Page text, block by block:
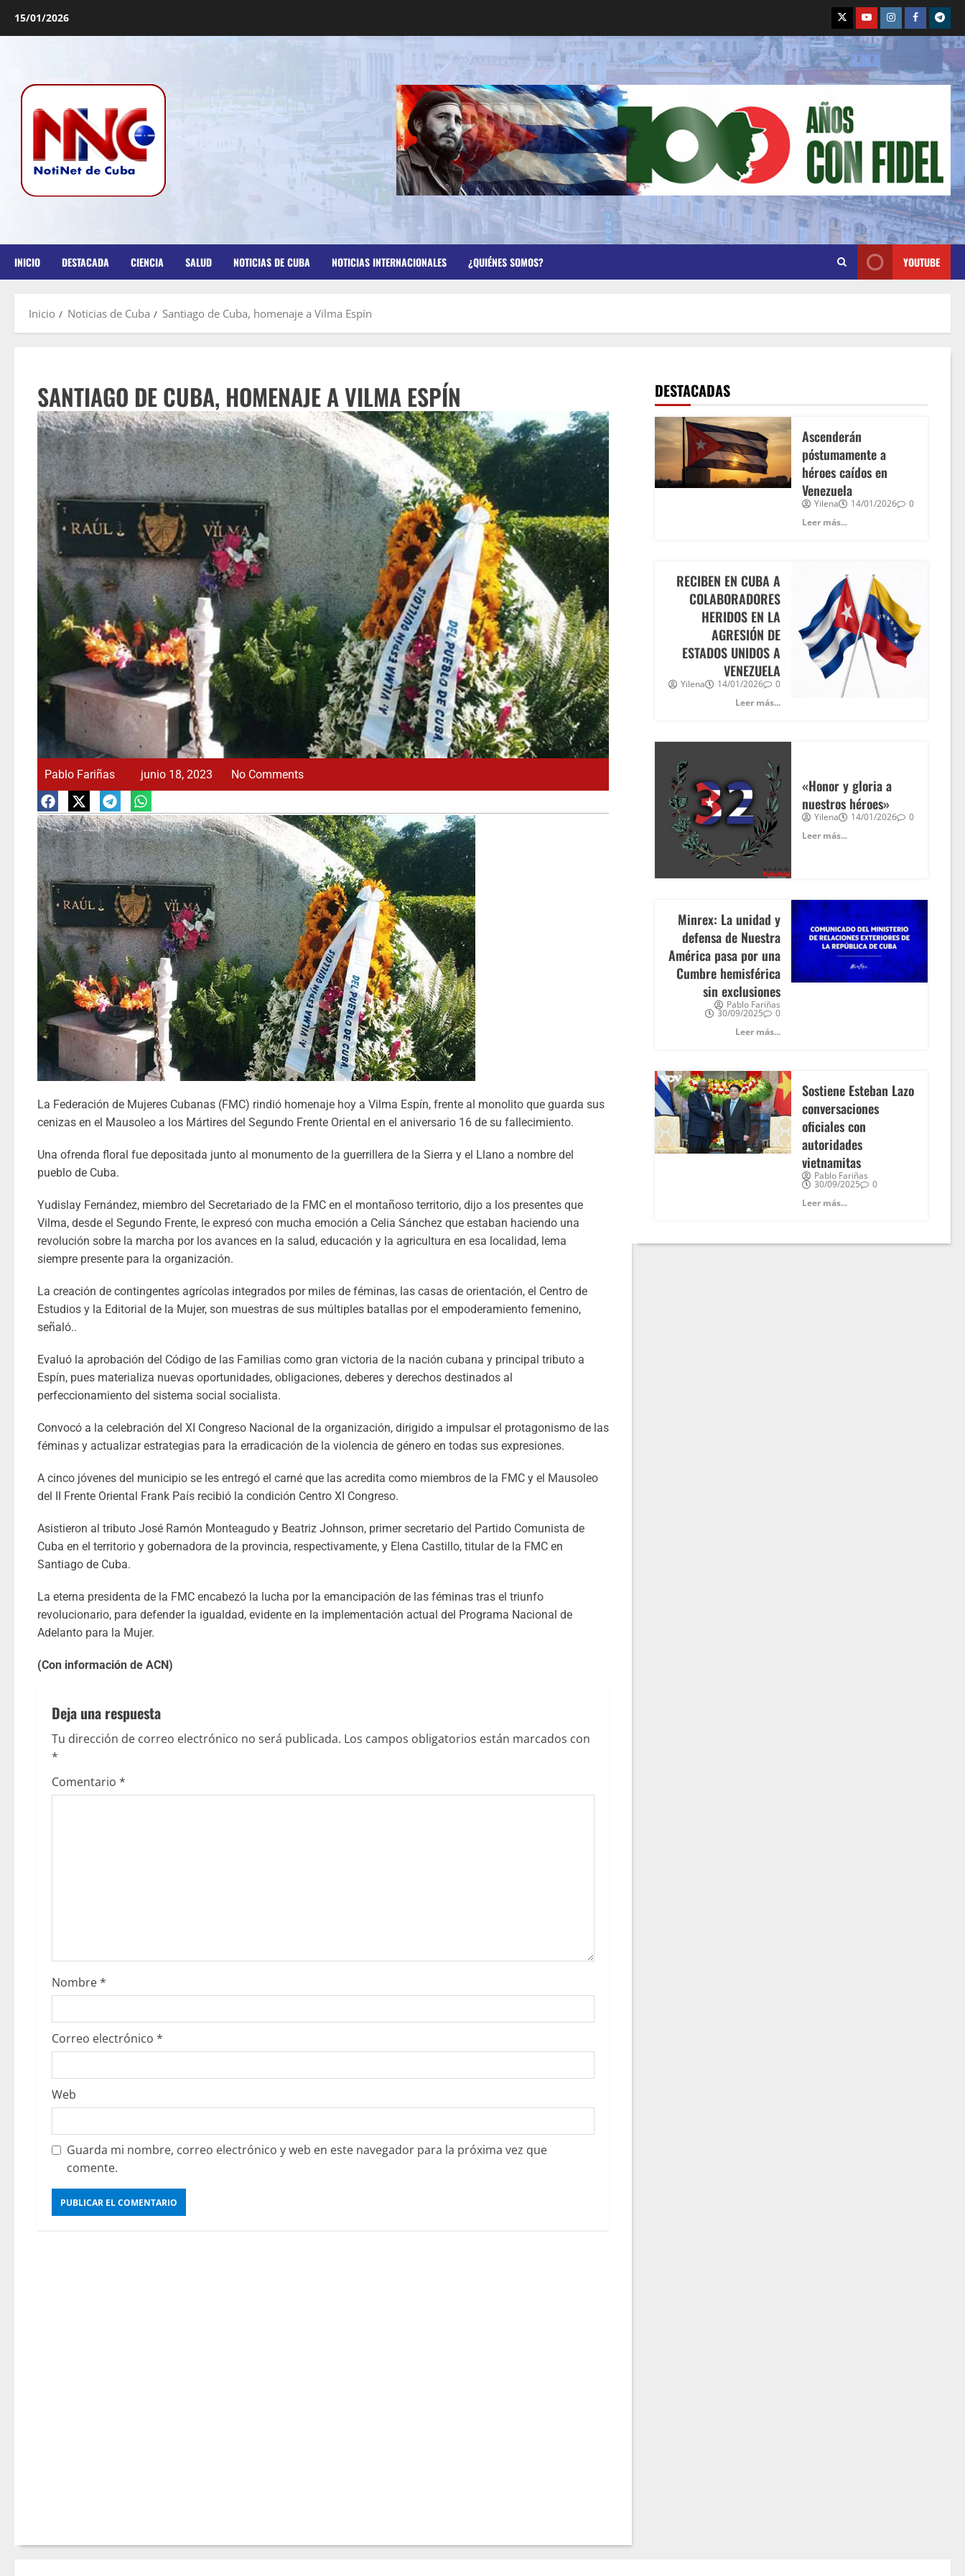
15/01/2026
INICIO DESTACADA CIENCIA SALUD NOTICIAS DE CUBA NOTICIAS INTERNACIONALES ¿QUIÉNES SOMOS? YOUTUBE
Inicio Noticias de Cuba Santiago de Cuba, homenaje a Vilma Espín
SANTIAGO DE CUBA, HOMENAJE A VILMA ESPÍN
Pablo Fariñas junio 18, 2023 No Comments
La Federación de Mujeres Cubanas (FMC) rindió homenaje hoy a Vilma Espín, frente al monolito que guarda sus
cenizas en el Mausoleo a los Mártires del Segundo Frente Oriental en el aniversario 16 de su fallecimiento.
Una ofrenda floral fue depositada junto al monumento de la guerrillera de la Sierra y el Llano a nombre del
pueblo de Cuba.
Yudislay Fernández, miembro del Secretariado de la FMC en el montañoso territorio, dijo a los presentes que
Vilma, desde el Segundo Frente, le expresó con mucha emoción a Celia Sánchez que estaban haciendo una
revolución sobre la marcha por los avances en la salud, educación y la agricultura en esa localidad, lema
siempre presente para la organización.
La creación de contingentes agrícolas integrados por miles de féminas, las casas de orientación, el Centro de
Estudios y la Editorial de la Mujer, son muestras de sus múltiples batallas por el empoderamiento femenino,
señaló..
Evaluó la aprobación del Código de las Familias como gran victoria de la nación cubana y principal tributo a
Espín, pues materializa nuevas oportunidades, obligaciones, deberes y derechos destinados al
perfeccionamiento del sistema social socialista.
Convocó a la celebración del XI Congreso Nacional de la organización, dirigido a impulsar el protagonismo de las
féminas y actualizar estrategias para la erradicación de la violencia de género en todas sus expresiones.
A cinco jóvenes del municipio se les entregó el carné que las acredita como miembros de la FMC y el Mausoleo
del II Frente Oriental Frank País recibió la condición Centro XI Congreso.
Asistieron al tributo José Ramón Monteagudo y Beatriz Johnson, primer secretario del Partido Comunista de
Cuba en el territorio y gobernadora de la provincia, respectivamente, y Elena Castillo, titular de la FMC en
Santiago de Cuba.
La eterna presidenta de la FMC encabezó la lucha por la emancipación de las féminas tras el triunfo
revolucionario, para defender la igualdad, evidente en la implementación actual del Programa Nacional de
Adelanto para la Mujer.
(Con información de ACN)
Deja una respuesta
Tu dirección de correo electrónico no será publicada. Los campos obligatorios están marcados con
*
Comentario *
Nombre*
Correo electrónico *
Web
Guarda mi nombre, correo electrónico y web en este navegador para la próxima vez que
comente.
DESTACADAS
Ascenderán
póstumamente a
héroes caídos en
Venezuela
Yilena 14/01/2026
0
Leer más...
RECIBEN EN CUBA A
COLABORADORES
HERIDOS EN LA
AGRESIÓN DE
ESTADOS UNIDOS A
VENEZUELA
Yilena 14/01/2026
0
Leer más...
«Honor y gloria a
nuestros héroes»
Yilena 14/01/2026
0
Leer más...
Minrex: La unidad y
defensa de Nuestra
América pasa por una
Cumbre hemisférica
sin exclusiones
Pablo Fariñas
30/09/2025
0
Leer más...
Sostiene Esteban Lazo
conversaciones
oficiales con
autoridades
vietnamitas
Pablo Fariñas
30/09/2025
0
Leer más...